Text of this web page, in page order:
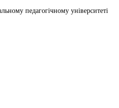
педагогічному університеті